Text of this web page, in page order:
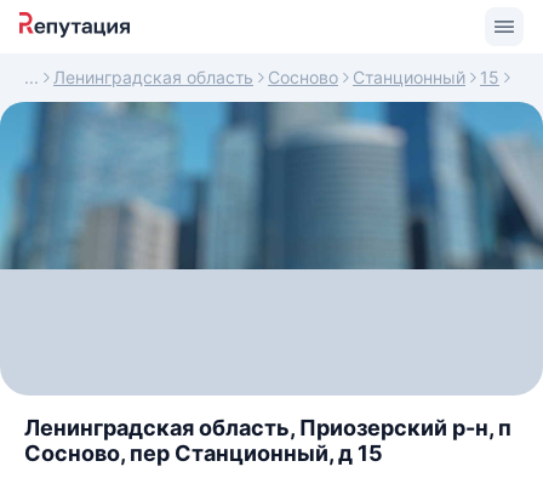
Ленинградская область Сосново Станционный 15
Ленинградская область, Приозерский р-н, п
Сосново, пер Станционный, д 15